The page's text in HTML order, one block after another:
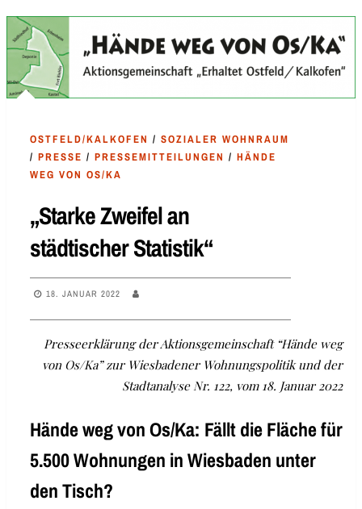
OSTFELD/KALKOFEN / SOZIALER WOHNRAUM
/ PRESSE / PRESSEMITTEILUNGEN / HÄNDE
WEG VON OS/KA
„Starke Zweifel an
städtischer Statistik“
18. JANUAR 2022
Presseerklärung der Aktionsgemeinschaft “Hände weg
von Os/Ka” zur Wiesbadener Wohnungspolitik und der
Stadtanalyse Nr. 122, vom 18. Januar 2022
Hände weg von Os/Ka: Fällt die Fläche für
5.500 Wohnungen in Wiesbaden unter
den Tisch?